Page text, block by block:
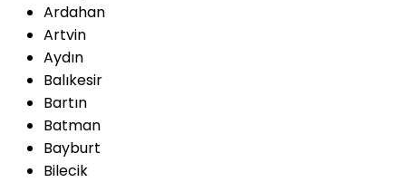
Ardahan
Artvin
Aydın
Balıkesir
Bartın
Batman
Bayburt
Bilecik